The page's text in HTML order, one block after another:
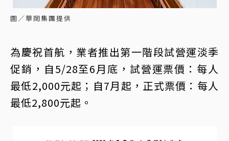
圖／華岡集團提供
為慶祝首航，業者推出第一階段試營運淡季
促銷，自5/28至6月底，試營運票價：每人
最低2,000元起；自7月起，正式票價：每人
最低2,800元起。